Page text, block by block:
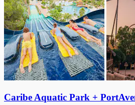
Caribe Aquatic Park +